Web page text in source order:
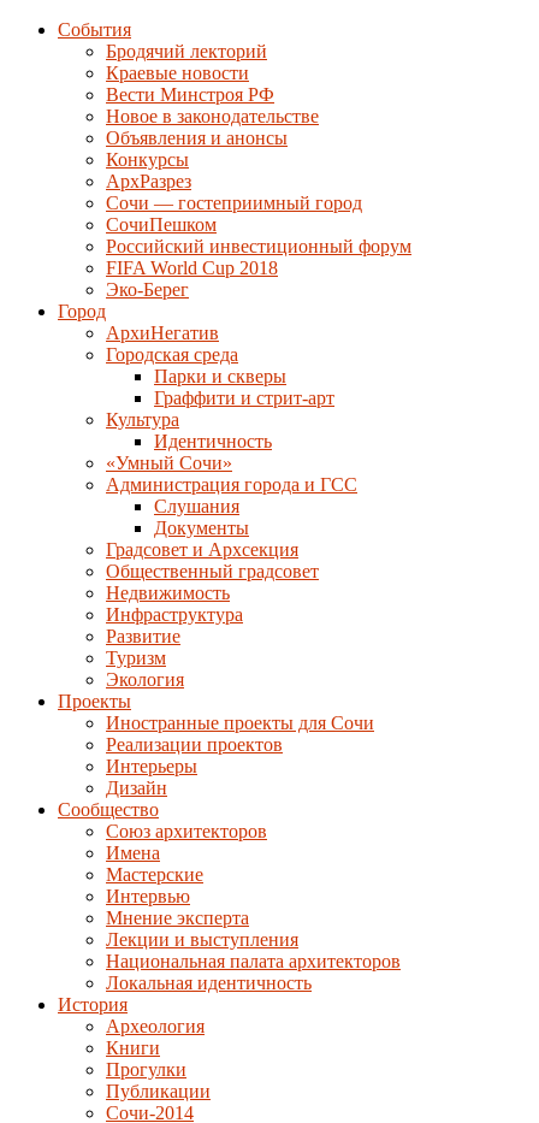
События
Бродячий лекторий
Краевые новости
Вести Минстроя РФ
Новое в законодательстве
Объявления и анонсы
Конкурсы
АрхРазрез
Сочи — гостеприимный город
СочиПешком
Российский инвестиционный форум
FIFA World Cup 2018
Эко-Берег
Город
АрхиНегатив
Городская среда
Парки и скверы
Граффити и стрит-арт
Культура
Идентичность
«Умный Сочи»
Администрация города и ГСС
Слушания
Документы
Градсовет и Архсекция
Общественный градсовет
Недвижимость
Инфраструктура
Развитие
Туризм
Экология
Проекты
Иностранные проекты для Сочи
Реализации проектов
Интерьеры
Дизайн
Сообщество
Союз архитекторов
Имена
Мастерские
Интервью
Мнение эксперта
Лекции и выступления
Национальная палата архитекторов
Локальная идентичность
История
Археология
Книги
Прогулки
Публикации
Сочи-2014